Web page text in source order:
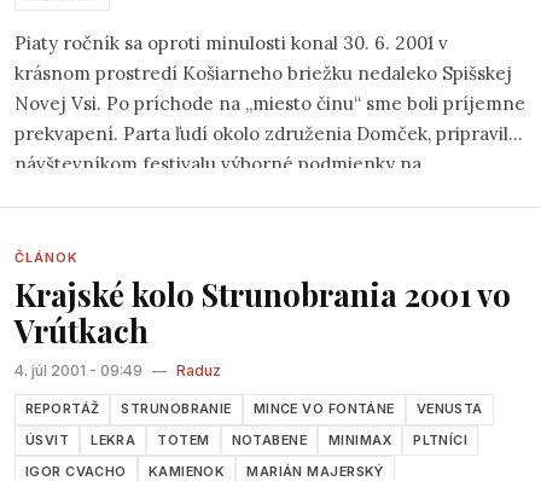
Piaty ročník sa oproti minulosti konal 30. 6. 2001 v
krásnom prostredí Košiarneho briežku nedaleko Spišskej
Novej Vsi. Po príchode na „miesto činu“ sme boli príjemne
prekvapení. Parta ľudí okolo združenia Domček, pripravila
návštevníkom festivalu výborné podmienky na
bolo na prasknutie plné.
ČLÁNOK
Krajské kolo Strunobrania 2001 vo
Vrútkach
4. júl 2001 - 09:49 — Raduz
REPORTÁŽ STRUNOBRANIE MINCE VO FONTÁNE
VENUSTA
ÚSVIT
LEKRA TOTEM NOTABENE MINIMAX
PLTNÍCI
IGOR CVACHO
KAMIENOK
MARIÁN MAJERSKÝ